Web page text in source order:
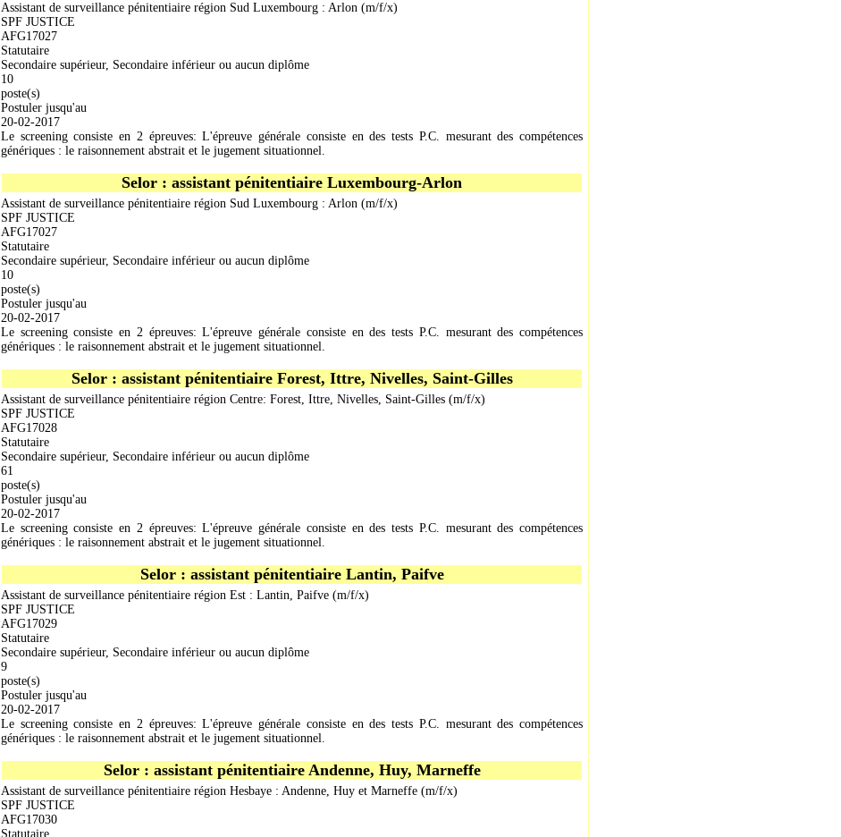
Assistant de surveillance pénitentiaire région Sud Luxembourg : Arlon (m/f/x)
SPF JUSTICE
AFG17027
Statutaire
Secondaire supérieur, Secondaire inférieur ou aucun diplôme
10
poste(s)
Postuler jusqu'au
20-02-2017
Le screening consiste en 2 épreuves: L'épreuve générale consiste en des tests P.C. mesurant des compétences
génériques : le raisonnement abstrait et le jugement situationnel.
Selor : assistant pénitentiaire Luxembourg-Arlon
Assistant de surveillance pénitentiaire région Sud Luxembourg : Arlon (m/f/x)
SPF JUSTICE
AFG17027
Statutaire
Secondaire supérieur, Secondaire inférieur ou aucun diplôme
10
poste(s)
Postuler jusqu'au
20-02-2017
Le screening consiste en 2 épreuves: L'épreuve générale consiste en des tests P.C. mesurant des compétences
génériques : le raisonnement abstrait et le jugement situationnel.
Selor : assistant pénitentiaire Forest, Ittre, Nivelles, Saint-Gilles
Assistant de surveillance pénitentiaire région Centre: Forest, Ittre, Nivelles, Saint-Gilles (m/f/x)
SPF JUSTICE
AFG17028
Statutaire
Secondaire supérieur, Secondaire inférieur ou aucun diplôme
61
poste(s)
Postuler jusqu'au
20-02-2017
Le screening consiste en 2 épreuves: L'épreuve générale consiste en des tests P.C. mesurant des compétences
génériques : le raisonnement abstrait et le jugement situationnel.
Selor : assistant pénitentiaire Lantin, Paifve
Assistant de surveillance pénitentiaire région Est : Lantin, Paifve (m/f/x)
SPF JUSTICE
AFG17029
Statutaire
Secondaire supérieur, Secondaire inférieur ou aucun diplôme
9
poste(s)
Postuler jusqu'au
20-02-2017
Le screening consiste en 2 épreuves: L'épreuve générale consiste en des tests P.C. mesurant des compétences
génériques : le raisonnement abstrait et le jugement situationnel.
Selor : assistant pénitentiaire Andenne, Huy, Marneffe
Assistant de surveillance pénitentiaire région Hesbaye : Andenne, Huy et Marneffe (m/f/x)
SPF JUSTICE
AFG17030
Statutaire